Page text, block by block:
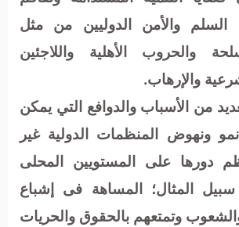
السلم والأمن الدوليين من مثل
والحروب الأهلية واللاجئين
والإرهاب.
من الأسباب والدوافع التي يمكن
ونهوض المنظمات الدولية غير
دورها على المستويين المحلى
المثال؛ المساهة فى إشباع
وتمتعهم بالحقوق والحريات